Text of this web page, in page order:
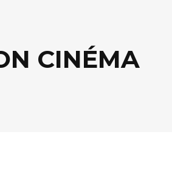
CINÉMA